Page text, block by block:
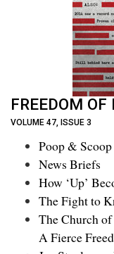
FREEDOM
VOLUME 47, ISSUE 3
Poop & Scoop
News Briefs
How ‘Up’
The Fight to
The Church
A Fierce